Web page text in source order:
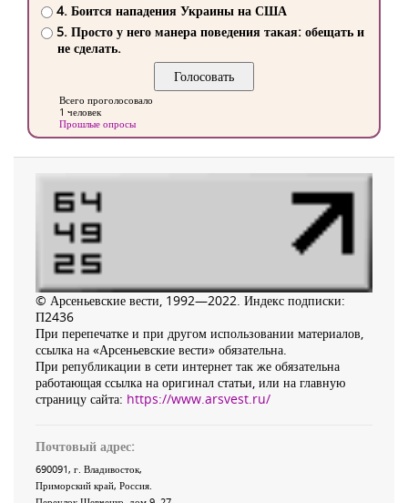
4. Боится нападения Украины на США
5. Просто у него манера поведения такая: обещать и
не сделать.
Всего проголосовало
1 человек
Прошлые опросы
© Арсеньевские вести, 1992—2022. Индекс подписки:
П2436
При перепечатке и при другом использовании материалов,
ссылка на «Арсеньевские вести» обязательна.
При републикации в сети интернет так же обязательна
работающая ссылка на оригинал статьи, или на главную
страницу сайта: https://www.arsvest.ru/
Почтовый адрес:
690091, г. Владивосток,
Приморский край, Россия